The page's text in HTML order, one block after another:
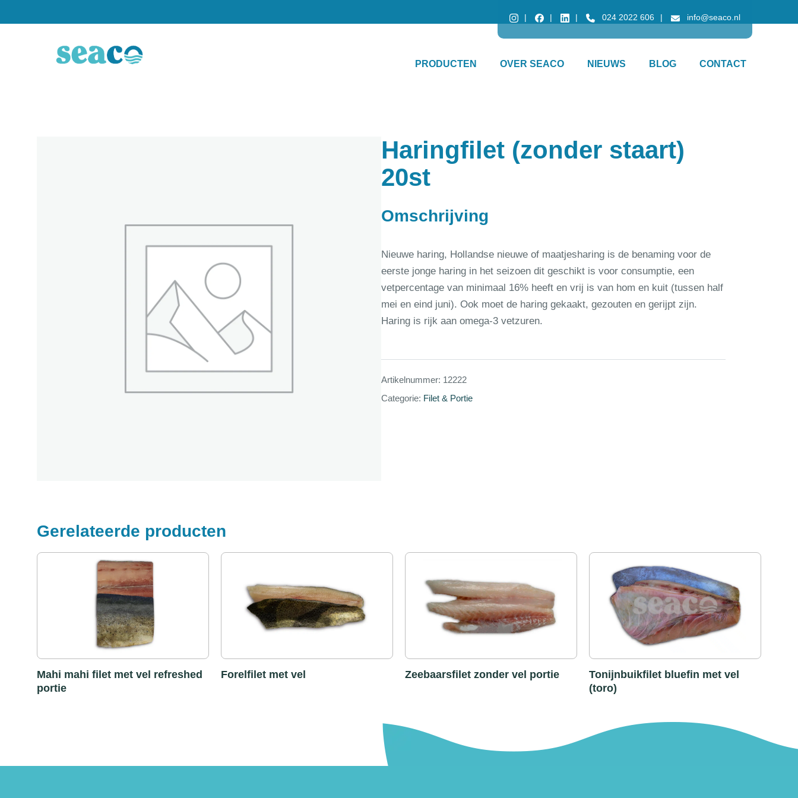
024 2022 606 info@seaco.nl
PRODUCTEN OVER SEACO NIEUWS BLOG CONTACT
Haringfilet (zonder staart)
20st
Omschrijving
Nieuwe haring, Hollandse nieuwe of maatjesharing is de benaming voor de
eerste jonge haring in het seizoen dit geschikt is voor consumptie, een
vetpercentage van minimaal 16% heeft en vrij is van hom en kuit (tussen half
mei en eind juni). Ook moet de haring gekaakt, gezouten en gerijpt zijn.
Haring is rijk aan omega-3 vetzuren.
Artikelnummer: 12222
Categorie: Filet & Portie
Gerelateerde producten
Mahi mahi filet met vel refreshed
portie
Forelfilet met vel Zeebaarsfilet zonder vel portie
Tonijnbuikfilet bluefin met vel
(toro)